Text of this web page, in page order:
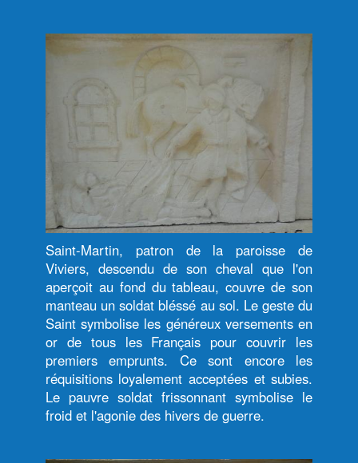
Saint-Martin, patron de la paroisse de
Viviers, descendu de son cheval que l'on
aperçoit au fond du tableau, couvre de son
manteau un soldat bléssé au sol. Le geste du
Saint symbolise les généreux versements en
or de tous les Français pour couvrir les
premiers emprunts. Ce sont encore les
réquisitions loyalement acceptées et subies.
Le pauvre soldat frissonnant symbolise le
froid et l'agonie des hivers de guerre.